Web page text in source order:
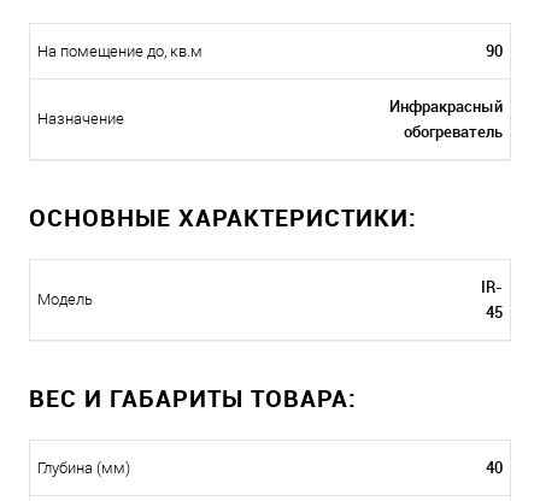
На помещение до, кв.м 90
Назначение
Инфракрасный
обогреватель
ОСНОВНЫЕ ХАРАКТЕРИСТИКИ:
Модель
IR-
45
ВЕС И ГАБАРИТЫ ТОВАРА:
Глубина (мм) 40